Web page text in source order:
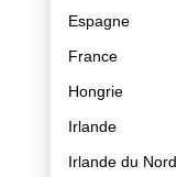
Espagne
France
Hongrie
Irlande
Irlande du Nord